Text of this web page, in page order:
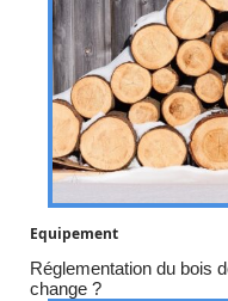
Equipement
Réglementation du bois
change ?